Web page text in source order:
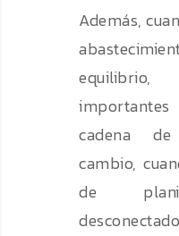
Además,
cadena
cambio,
de